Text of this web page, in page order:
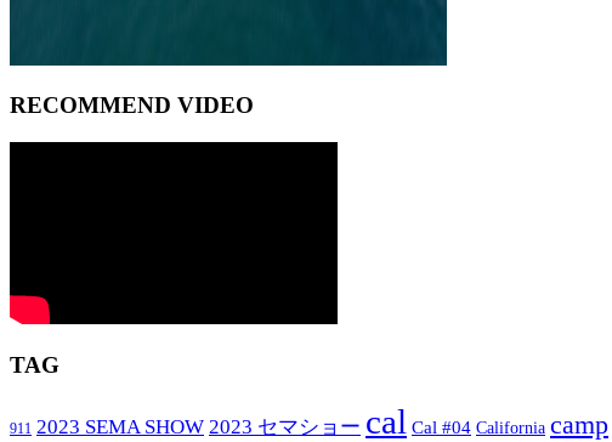
RECOMMEND VIDEO
TAG
911 2023 SEMA SHOW 2023 セマショー cal Cal #04 California camp